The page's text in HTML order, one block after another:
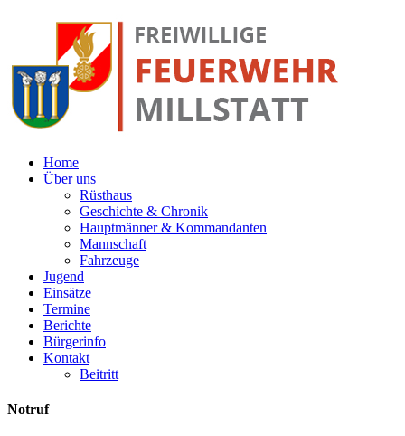
Home
Über uns
Rüsthaus
Geschichte & Chronik
Hauptmänner & Kommandanten
Mannschaft
Fahrzeuge
Jugend
Einsätze
Termine
Berichte
Bürgerinfo
Kontakt
Beitritt
Notruf